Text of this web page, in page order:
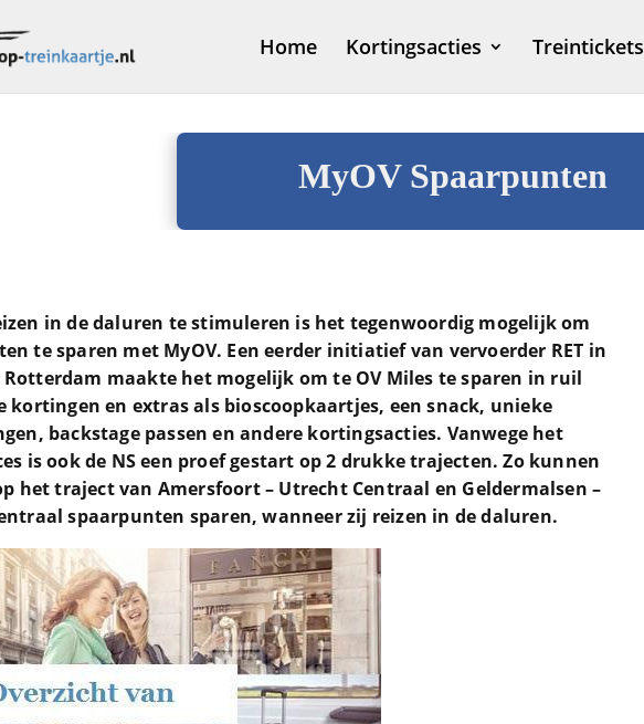
Home Kortingsacties Treintickets
MyOV Spaarpunten
in de daluren te stimuleren is het tegenwoordig mogelijk om
te sparen met MyOV. Een eerder initiatief van vervoerder RET in
Rotterdam maakte het mogelijk om te OV Miles te sparen in ruil
kortingen en extras als bioscoopkaartjes, een snack, unieke
backstage passen en andere kortingsacties. Vanwege het
is ook de NS een proef gestart op 2 drukke trajecten. Zo kunnen
het traject van Amersfoort – Utrecht Centraal en Geldermalsen –
spaarpunten sparen, wanneer zij reizen in de daluren.